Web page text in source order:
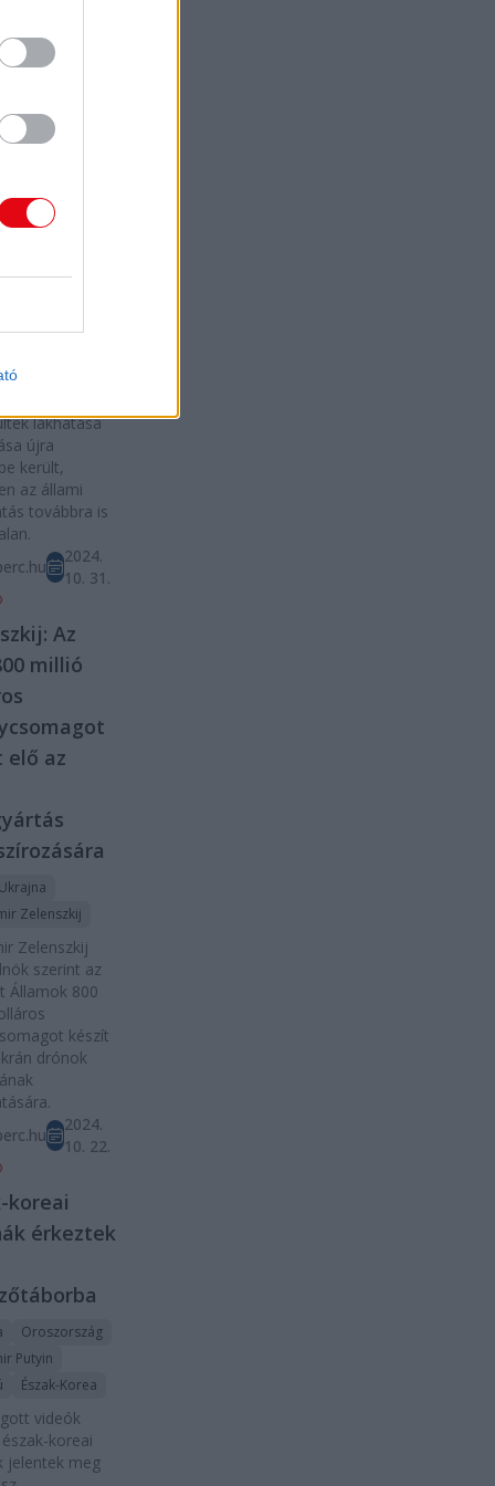
vagy Trump
a
Máltai
lakhatása
újra
került,
az állami
továbbra is
2024.
10. 31.
Az
millió
elő az
Ukrajna
Zelenszkij
Zelenszkij
szerint az
Államok 800
készít
drónok
2024.
10. 22.
koreai
érkeztek
Oroszország
Putyin
Észak-Korea
videók
koreai
jelentek meg